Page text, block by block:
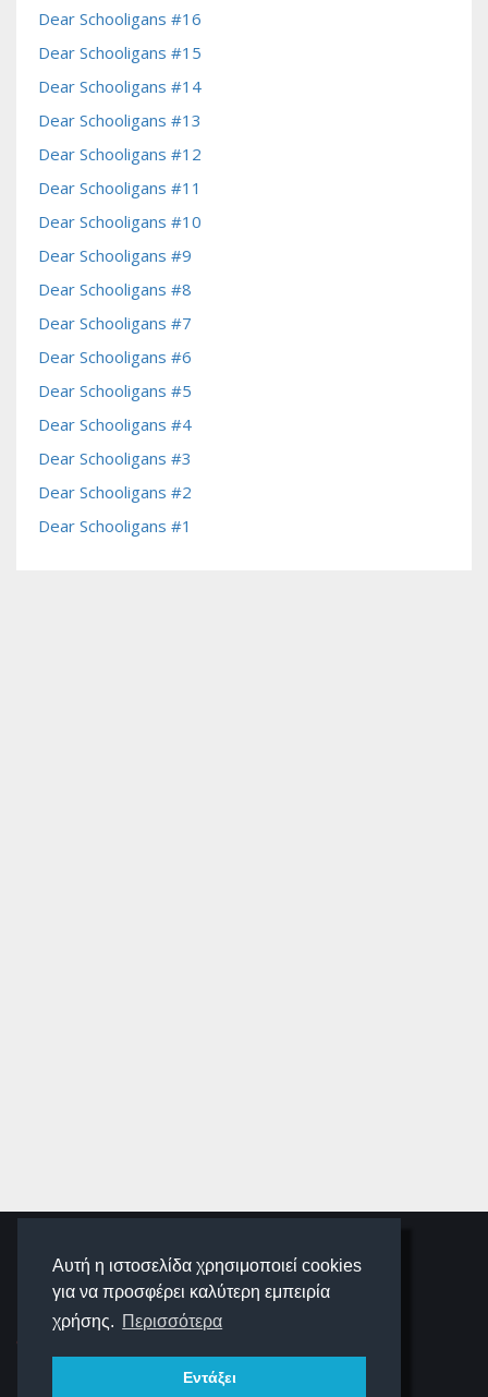
Αυτή η ιστοσελίδα χρησιμοποιεί cookies
για να προσφέρει καλύτερη εμπειρία
χρήσης. Περισσότερα
Εντάξει
Dear Schooligans #16
Dear Schooligans #15
Dear Schooligans #14
Dear Schooligans #13
Dear Schooligans #12
Dear Schooligans #11
Dear Schooligans #10
Dear Schooligans #9
Dear Schooligans #8
Dear Schooligans #7
Dear Schooligans #6
Dear Schooligans #5
Dear Schooligans #4
Dear Schooligans #3
Dear Schooligans #2
Dear Schooligans #1
SCHOOLIGANS
SCHOOLWAVE